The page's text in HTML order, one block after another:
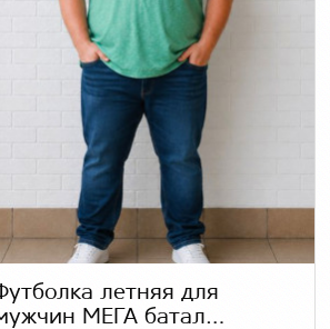
летняя для
МЕГА батал